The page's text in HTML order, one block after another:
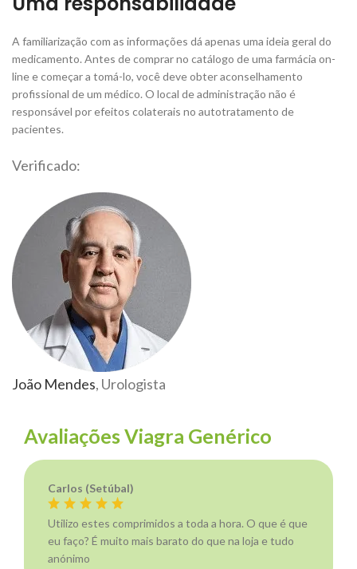
A familiarização com as informações dá apenas uma ideia geral do
medicamento. Antes de comprar no catálogo de uma farmácia on-
line e começar a tomá-lo, você deve obter aconselhamento
profissional de um médico. O local de administração não é
responsável por efeitos colaterais no autotratamento de
pacientes.
Verificado:
João Mendes, Urologista
Avaliações Viagra Genérico
Carlos (Setúbal)
Utilizo estes comprimidos a toda a hora. O que é que
eu faço? É muito mais barato do que na loja e tudo
anónimo